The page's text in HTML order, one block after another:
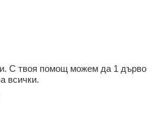
С твоя помощ можем да 1
всички.